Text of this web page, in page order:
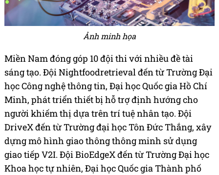
Ảnh minh họa
Miền Nam đóng góp 10 đội thi với nhiều đề tài
sáng tạo. Đội Nightfoodretrieval đến từ Trường Đại
học Công nghệ thông tin, Đại học Quốc gia Hồ Chí
Minh, phát triển thiết bị hỗ trợ định hướng cho
người khiếm thị dựa trên trí tuệ nhân tạo. Đội
DriveX đến từ Trường đại học Tôn Đức Thắng, xây
dựng mô hình giao thông thông minh sử dụng
giao tiếp V2I. Đội BioEdgeX đến từ Trường Đại học
Khoa học tự nhiên, Đại học Quốc gia Thành phố